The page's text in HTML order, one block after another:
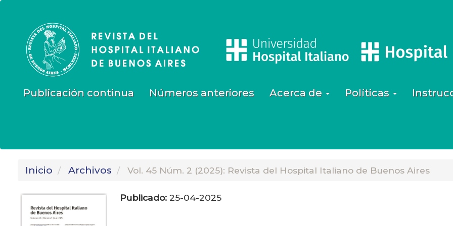
principal
Contenido
principal
Barra
lateral
Publicación continua Números anteriores Acerca de Políticas
Inicio Archivos Vol. 45 Núm. 2 (2025): Revista del Hospital Italiano de Buenos Aires
Publicado:25-04-2025